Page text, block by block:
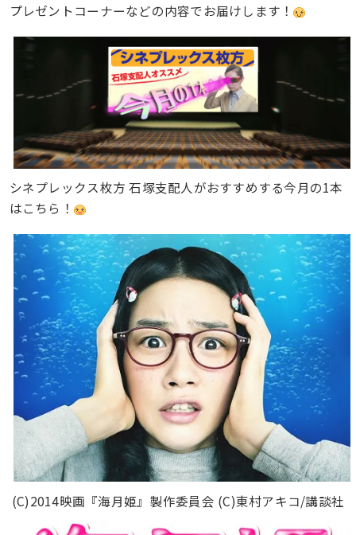
プレゼントコーナーなどの内容でお届けします！
シネプレックス枚方 石塚支配人がおすすめする今月の1本
はこちら！
(C)2014映画『海月姫』製作委員会 (C)東村アキコ/講談社